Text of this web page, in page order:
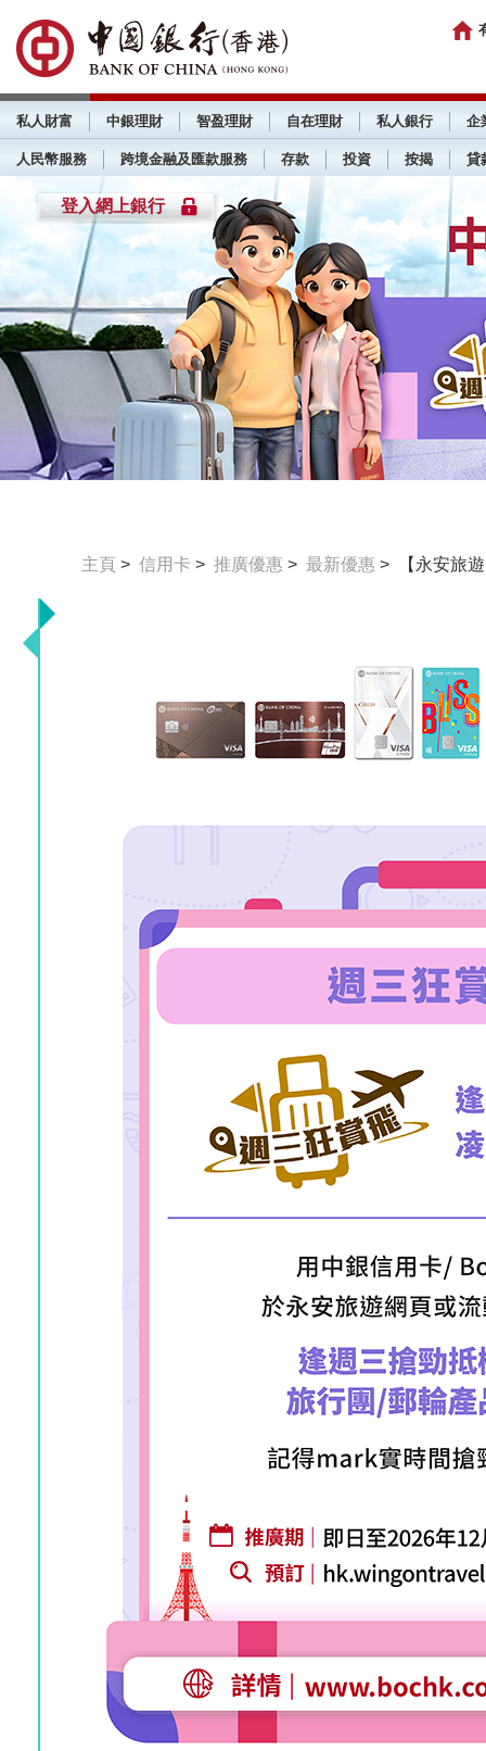
私人財富 中銀理財 智盈理財 自在理財 私人銀行 企
人民幣服務 跨境金融及匯款服務 存款 投資 按揭 貸
登入網上銀行
主頁 > 信用卡 > 推廣優惠 > 最新優惠 > 【永安旅